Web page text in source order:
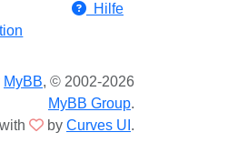
Hilfe
MyBB, © 2002-2026
MyBB Group.
by Curves UI .